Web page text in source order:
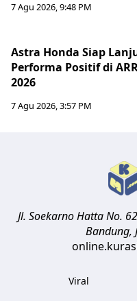
7 Agu 2026, 9:48 PM
Astra Honda Siap
Performa Positif di
2026
7 Agu 2026, 3:57 PM
Jl. Soekarno Hatta No.
Bandung,
Viral